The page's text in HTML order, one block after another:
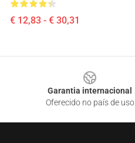
€ 12,83 - € 30,31
Garantia internacional
Oferecido no país de uso